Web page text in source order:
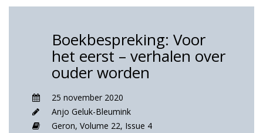
Boekbespreking: Voor
het eerst – verhalen over
ouder worden
25 november 2020
Anjo Geluk-Bleumink
Geron, Volume 22, Issue 4